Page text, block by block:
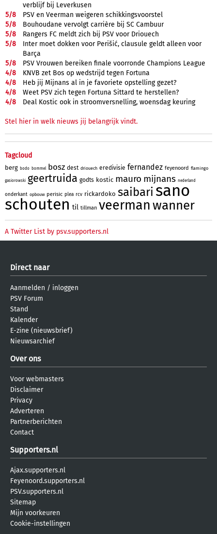
verblijf bij Leverkusen
5/8
PSV en Veerman weigeren schikkingsvoorstel
5/8
Bouhoudane vervolgt carrière bij SC Cambuur
5/8
Rangers FC meldt zich bij PSV voor Driouech
5/8
Inter moet dokken voor Perišić, clausule geldt alleen voor
Barça
5/8
PSV Vrouwen bereiken finale voorronde Champions League
4/8
KNVB zet Bos op wedstrijd tegen Fortuna
4/8
Heb jij Mijnans al in je favoriete opstelling gezet?
4/8
Weet PSV zich tegen Fortuna Sittard te herstellen?
4/8 Deal Kostic ook in stroomversnelling, woensdag keuring
Stel hier in welk nieuws jij belangrijk vindt.
Tagcloud
berg bodo bommel bosz dest driouech eredivisie fernandez feyenoord flamingo
gasiorowski geertruida godts kostic mauro mijnans nederland
onderkant opbouw perisic plea rcv rickardoko saibari sano
schouten til tillman veermanwanner
A Twitter List by psv.supporters.nl
Direct naar
Aanmelden / inloggen
PSV Forum
Stand
Kalender
E-zine (nieuwsbrief)
Nieuwsarchief
Over ons
Voor webmasters
Disclaimer
Privacy
Adverteren
Partnerberichten
Contact
Supporters.nl
Ajax.supporters.nl
Feyenoord.supporters.nl
PSV.supporters.nl
Sitemap
Mijn voorkeuren
Cookie-instellingen